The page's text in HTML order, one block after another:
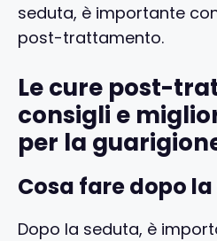
seduta, è importante
post-trattamento.
Le cure post-
consigli e
per la
Cosa fare dopo
Dopo la seduta, è